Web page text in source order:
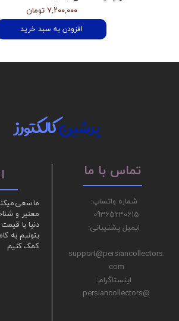
۷,۲۰۰,۰۰۰ تومان
افزودن به سبد خرید
ما سعی
معتبر و
دنیا با
بتونیم به
کمک کنیم
پرشینکالکتورز
شماره واتساپ:
09365230615
ایمیل پشتیبانی:
support@persiancollectors.
com
اینستاگرام:
@persiancollectors
تماس با ما